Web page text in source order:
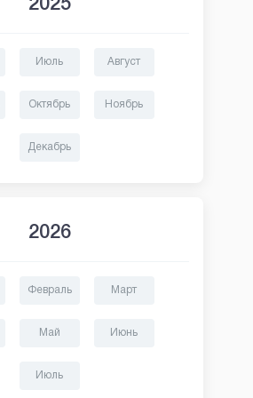
2025
Июль Август
Октябрь Ноябрь
Декабрь
2026
Февраль Март
Май Июнь
Июль